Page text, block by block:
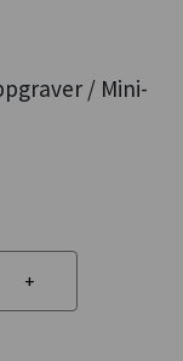
/ Mini-